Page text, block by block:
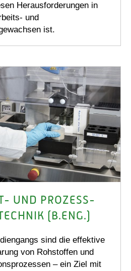
Herausforderungen in
und
ist.
UND PROZESS-
(B.ENG.)
sind die effektive
von Rohstoffen und
– ein Ziel mit